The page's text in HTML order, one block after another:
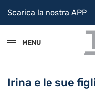
Scarica la nostra APP
MENU
Irina e le sue